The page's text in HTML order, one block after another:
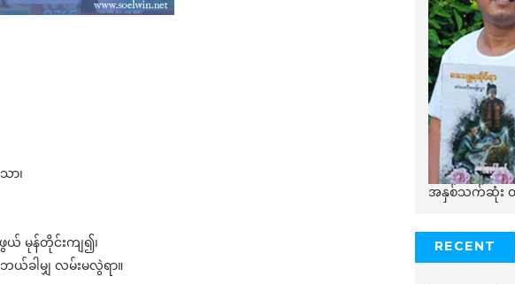
ာ၊
ယ် မုန်တိုင်းကျ၍၊
ခါမျှ လမ်းမလွဲရာ။
အနှစ်သက်ဆုံး
RECENT